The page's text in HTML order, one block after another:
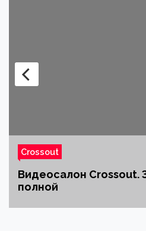
Crossout
Видеосалон Crossout.
полной